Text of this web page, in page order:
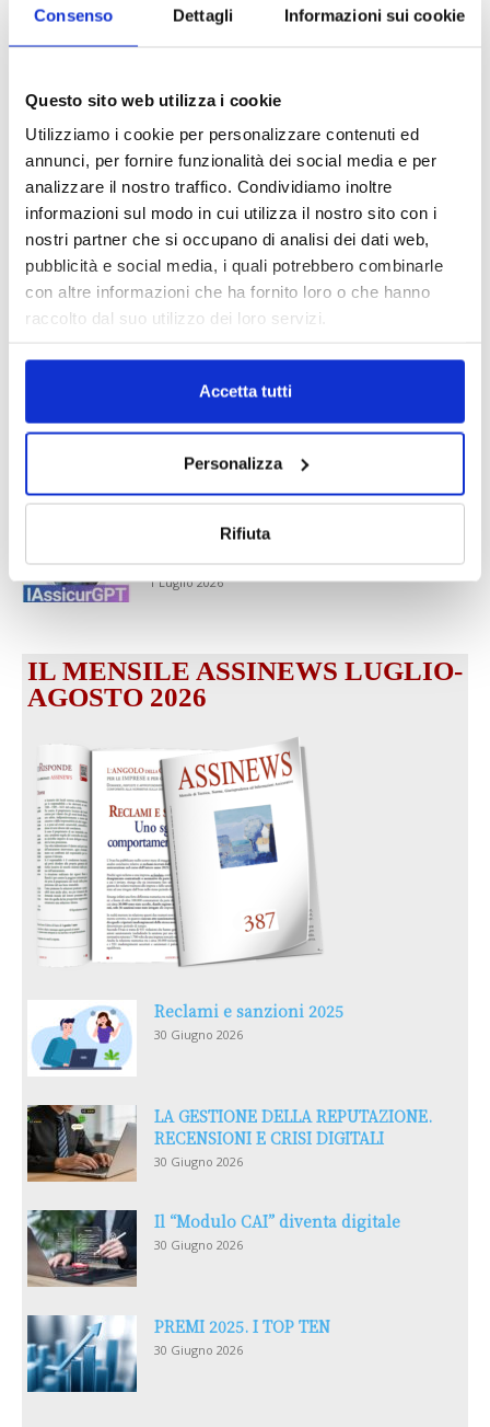
Consenso Dettagli Informazioni sui cookie
Questo sito web utilizza i cookie
Utilizziamo i cookie per personalizzare contenuti ed
annunci, per fornire funzionalità dei social media e per
analizzare il nostro traffico. Condividiamo inoltre
informazioni sul modo in cui utilizza il nostro sito con i
nostri partner che si occupano di analisi dei dati web,
pubblicità e social media, i quali potrebbero combinarle
con altre informazioni che ha fornito loro o che hanno
raccolto dal suo utilizzo dei loro servizi.
Accetta tutti
Personalizza
Rifiuta
Notizie sponsorizzate
Prima Assicurazioni: grande
intermediari partner 2026
1 Luglio 2026
MAGNIFICA HUMANITAS (l’impatto
dell’IA sul futuro e oltre)
1 Luglio 2026
IL MENSILE ASSINEWS LUGLIO-
AGOSTO 2026
Reclami e sanzioni 2025
30 Giugno 2026
LA GESTIONE DELLA REPUTAZIONE.
RECENSIONI E CRISI DIGITALI
30 Giugno 2026
Il “Modulo CAI” diventa digitale
30 Giugno 2026
PREMI 2025. I TOP TEN
30 Giugno 2026